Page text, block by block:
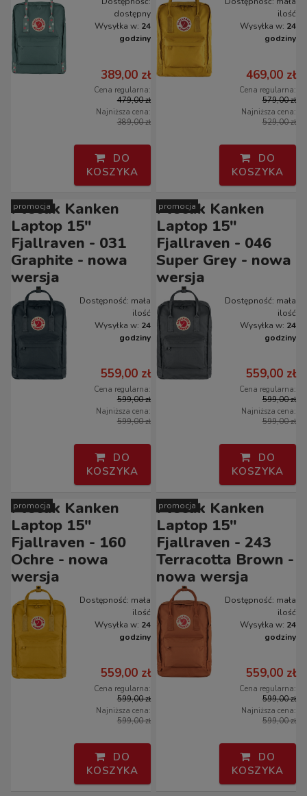
dostępny
Wysyłka w: 24
godziny
389,00 zł
Cena regularna:
479,00 zł
Najniższa cena:
389,00 zł
DO
KOSZYKA
ilość
Wysyłka w: 24
godziny
469,00 zł
Cena regularna:
579,00 zł
Najniższa cena:
529,00 zł
DO
KOSZYKA
Plecak Kanken
Laptop 15"
Fjallraven - 031
Graphite - nowa
wersja
Dostępność: mała
ilość
Wysyłka w: 24
godziny
559,00 zł
Cena regularna:
599,00 zł
Najniższa cena:
599,00 zł
DO
KOSZYKA
promocja
Plecak Kanken
Laptop 15"
Fjallraven - 046
Super Grey - nowa
wersja
Dostępność: mała
ilość
Wysyłka w: 24
godziny
559,00 zł
Cena regularna:
599,00 zł
Najniższa cena:
599,00 zł
DO
KOSZYKA
promocja
Plecak Kanken
Laptop 15"
Fjallraven - 160
Ochre - nowa
wersja
Dostępność: mała
ilość
Wysyłka w: 24
godziny
559,00 zł
Cena regularna:
599,00 zł
Najniższa cena:
599,00 zł
DO
KOSZYKA
promocja
Plecak Kanken
Laptop 15"
Fjallraven - 243
Terracotta Brown -
nowa wersja
Dostępność: mała
ilość
Wysyłka w: 24
godziny
559,00 zł
Cena regularna:
599,00 zł
Najniższa cena:
599,00 zł
DO
KOSZYKA
promocja